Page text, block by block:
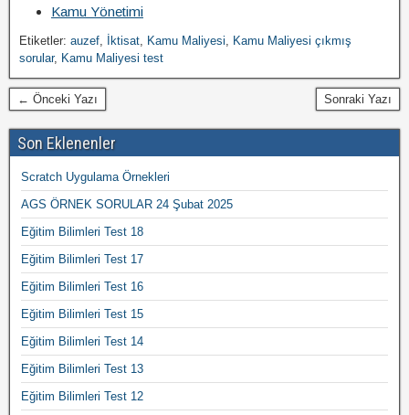
Kamu Yönetimi
Etiketler: auzef, İktisat, Kamu Maliyesi, Kamu Maliyesi çıkmış
sorular, Kamu Maliyesi test
← Önceki Yazı Sonraki Yazı
Son Eklenenler
Scratch Uygulama Örnekleri
AGS ÖRNEK SORULAR 24 Şubat 2025
Eğitim Bilimleri Test 18
Eğitim Bilimleri Test 17
Eğitim Bilimleri Test 16
Eğitim Bilimleri Test 15
Eğitim Bilimleri Test 14
Eğitim Bilimleri Test 13
Eğitim Bilimleri Test 12